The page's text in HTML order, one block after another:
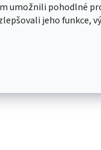
umožnili pohodlné
jeho funkce,